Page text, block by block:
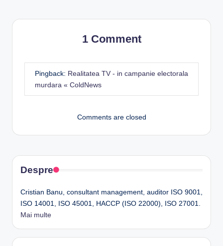
1 Comment
Pingback: Realitatea TV - in campanie electorala
murdara « ColdNews
Comments are closed
Despre
Cristian Banu, consultant management, auditor ISO 9001,
ISO 14001, ISO 45001, HACCP (ISO 22000), ISO 27001.
Mai multe